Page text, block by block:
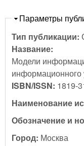
Скрыть
Параметры
Тип публикации:
Название:
Модели
информационного
ISBN/ISSN: 1819-
Наименование
Обозначение и
Город: Москва